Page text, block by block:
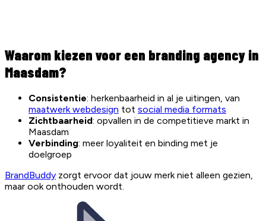
Waarom kiezen voor een branding agency in
Maasdam?
Consistentie: herkenbaarheid in al je uitingen, van
maatwerk webdesign tot social media formats
Zichtbaarheid: opvallen in de competitieve markt in
Maasdam
Verbinding: meer loyaliteit en binding met je
doelgroep
BrandBuddy zorgt ervoor dat jouw merk niet alleen gezien,
maar ook onthouden wordt.